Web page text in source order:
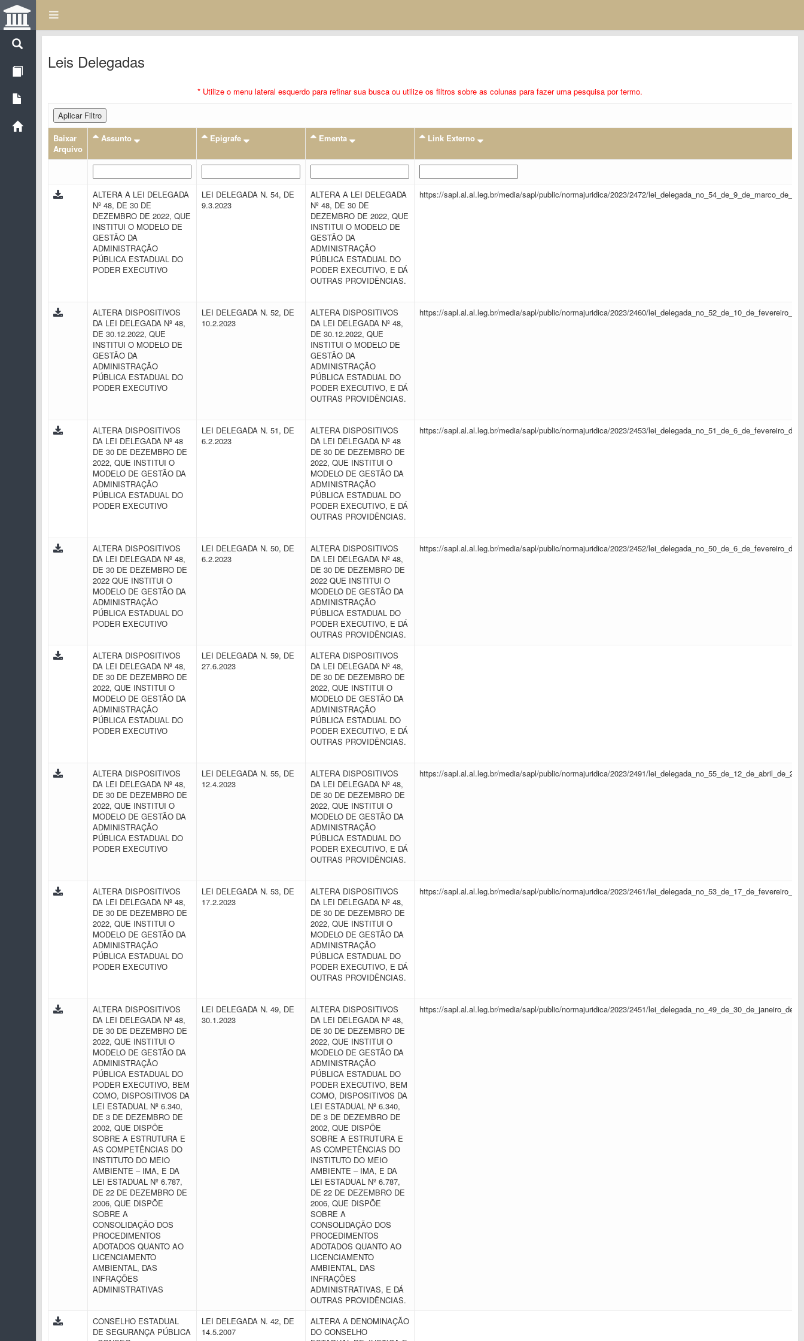
Leis Delegadas
* Utilize o menu lateral esquerdo para refinar sua busca ou utilize os filtros sobre as colunas para fazer uma pesquisa por termo.
Aplicar Filtro
Baixar
Arquivo
Assunto Epigrafe Ementa Link Externo
ALTERA A LEI DELEGADA
Nº 48, DE 30 DE
DEZEMBRO DE 2022, QUE
INSTITUI O MODELO DE
GESTÃO DA
ADMINISTRAÇÃO
PÚBLICA ESTADUAL DO
PODER EXECUTIVO
LEI DELEGADA N. 54, DE
9.3.2023
ALTERA A LEI DELEGADA
Nº 48, DE 30 DE
DEZEMBRO DE 2022, QUE
INSTITUI O MODELO DE
GESTÃO DA
ADMINISTRAÇÃO
PÚBLICA ESTADUAL DO
PODER EXECUTIVO, E DÁ
OUTRAS PROVIDÊNCIAS.
https://sapl.al.al.leg.br/media/sapl/public/normajuridica/2023/2472/
ALTERA DISPOSITIVOS
DA LEI DELEGADA Nº 48,
DE 30.12.2022, QUE
INSTITUI O MODELO DE
GESTÃO DA
ADMINISTRAÇÃO
PÚBLICA ESTADUAL DO
PODER EXECUTIVO
LEI DELEGADA N. 52, DE
10.2.2023
ALTERA DISPOSITIVOS
DA LEI DELEGADA Nº 48,
DE 30.12.2022, QUE
INSTITUI O MODELO DE
GESTÃO DA
ADMINISTRAÇÃO
PÚBLICA ESTADUAL DO
PODER EXECUTIVO, E DÁ
OUTRAS PROVIDÊNCIAS.
https://sapl.al.al.leg.br/media/sapl/public/normajuridica/2023/2460/
ALTERA DISPOSITIVOS
DA LEI DELEGADA Nº 48
DE 30 DE DEZEMBRO DE
2022, QUE INSTITUI O
MODELO DE GESTÃO DA
ADMINISTRAÇÃO
PÚBLICA ESTADUAL DO
PODER EXECUTIVO
LEI DELEGADA N. 51, DE
6.2.2023
ALTERA DISPOSITIVOS
DA LEI DELEGADA Nº 48
DE 30 DE DEZEMBRO DE
2022, QUE INSTITUI O
MODELO DE GESTÃO DA
ADMINISTRAÇÃO
PÚBLICA ESTADUAL DO
PODER EXECUTIVO, E DÁ
OUTRAS PROVIDÊNCIAS.
https://sapl.al.al.leg.br/media/sapl/public/normajuridica/2023/2453/
ALTERA DISPOSITIVOS
DA LEI DELEGADA Nº 48,
DE 30 DE DEZEMBRO DE
2022 QUE INSTITUI O
MODELO DE GESTÃO DA
ADMINISTRAÇÃO
PÚBLICA ESTADUAL DO
PODER EXECUTIVO
LEI DELEGADA N. 50, DE
6.2.2023
ALTERA DISPOSITIVOS
DA LEI DELEGADA Nº 48,
DE 30 DE DEZEMBRO DE
2022 QUE INSTITUI O
MODELO DE GESTÃO DA
ADMINISTRAÇÃO
PÚBLICA ESTADUAL DO
PODER EXECUTIVO, E DÁ
OUTRAS PROVIDÊNCIAS.
https://sapl.al.al.leg.br/media/sapl/public/normajuridica/2023/2452/
ALTERA DISPOSITIVOS
DA LEI DELEGADA Nº 48,
DE 30 DE DEZEMBRO DE
2022, QUE INSTITUI O
MODELO DE GESTÃO DA
ADMINISTRAÇÃO
PÚBLICA ESTADUAL DO
PODER EXECUTIVO
LEI DELEGADA N. 59, DE
27.6.2023
ALTERA DISPOSITIVOS
DA LEI DELEGADA Nº 48,
DE 30 DE DEZEMBRO DE
2022, QUE INSTITUI O
MODELO DE GESTÃO DA
ADMINISTRAÇÃO
PÚBLICA ESTADUAL DO
PODER EXECUTIVO, E DÁ
OUTRAS PROVIDÊNCIAS.
ALTERA DISPOSITIVOS
DA LEI DELEGADA Nº 48,
DE 30 DE DEZEMBRO DE
2022, QUE INSTITUI O
MODELO DE GESTÃO DA
ADMINISTRAÇÃO
PÚBLICA ESTADUAL DO
PODER EXECUTIVO
LEI DELEGADA N. 55, DE
12.4.2023
ALTERA DISPOSITIVOS
DA LEI DELEGADA Nº 48,
DE 30 DE DEZEMBRO DE
2022, QUE INSTITUI O
MODELO DE GESTÃO DA
ADMINISTRAÇÃO
PÚBLICA ESTADUAL DO
PODER EXECUTIVO, E DÁ
OUTRAS PROVIDÊNCIAS.
https://sapl.al.al.leg.br/media/sapl/public/normajuridica/2023/2491/
ALTERA DISPOSITIVOS
DA LEI DELEGADA Nº 48,
DE 30 DE DEZEMBRO DE
2022, QUE INSTITUI O
MODELO DE GESTÃO DA
ADMINISTRAÇÃO
PÚBLICA ESTADUAL DO
PODER EXECUTIVO
LEI DELEGADA N. 53, DE
17.2.2023
ALTERA DISPOSITIVOS
DA LEI DELEGADA Nº 48,
DE 30 DE DEZEMBRO DE
2022, QUE INSTITUI O
MODELO DE GESTÃO DA
ADMINISTRAÇÃO
PÚBLICA ESTADUAL DO
PODER EXECUTIVO, E DÁ
OUTRAS PROVIDÊNCIAS.
https://sapl.al.al.leg.br/media/sapl/public/normajuridica/2023/2461/
ALTERA DISPOSITIVOS
DA LEI DELEGADA Nº 48,
DE 30 DE DEZEMBRO DE
2022, QUE INSTITUI O
MODELO DE GESTÃO DA
ADMINISTRAÇÃO
PÚBLICA ESTADUAL DO
PODER EXECUTIVO, BEM
COMO, DISPOSITIVOS DA
LEI ESTADUAL Nº 6.340,
DE 3 DE DEZEMBRO DE
2002, QUE DISPÕE
SOBRE A ESTRUTURA E
AS COMPETÊNCIAS DO
INSTITUTO DO MEIO
AMBIENTE – IMA, E DA
LEI ESTADUAL Nº 6.787,
DE 22 DE DEZEMBRO DE
2006, QUE DISPÕE
SOBRE A
CONSOLIDAÇÃO DOS
PROCEDIMENTOS
ADOTADOS QUANTO AO
LICENCIAMENTO
AMBIENTAL, DAS
INFRAÇÕES
ADMINISTRATIVAS
LEI DELEGADA N. 49, DE
30.1.2023
ALTERA DISPOSITIVOS
DA LEI DELEGADA Nº 48,
DE 30 DE DEZEMBRO DE
2022, QUE INSTITUI O
MODELO DE GESTÃO DA
ADMINISTRAÇÃO
PÚBLICA ESTADUAL DO
PODER EXECUTIVO, BEM
COMO, DISPOSITIVOS DA
LEI ESTADUAL Nº 6.340,
DE 3 DE DEZEMBRO DE
2002, QUE DISPÕE
SOBRE A ESTRUTURA E
AS COMPETÊNCIAS DO
INSTITUTO DO MEIO
AMBIENTE – IMA, E DA
LEI ESTADUAL Nº 6.787,
DE 22 DE DEZEMBRO DE
2006, QUE DISPÕE
SOBRE A
CONSOLIDAÇÃO DOS
PROCEDIMENTOS
ADOTADOS QUANTO AO
LICENCIAMENTO
AMBIENTAL, DAS
INFRAÇÕES
ADMINISTRATIVAS, E DÁ
OUTRAS PROVIDÊNCIAS.
https://sapl.al.al.leg.br/media/sapl/public/normajuridica/2023/2451/
CONSELHO ESTADUAL
DE SEGURANÇA PÚBLICA
LEI DELEGADA N. 42, DE
14.5.2007
ALTERA A DENOMINAÇÃO
DO CONSELHO